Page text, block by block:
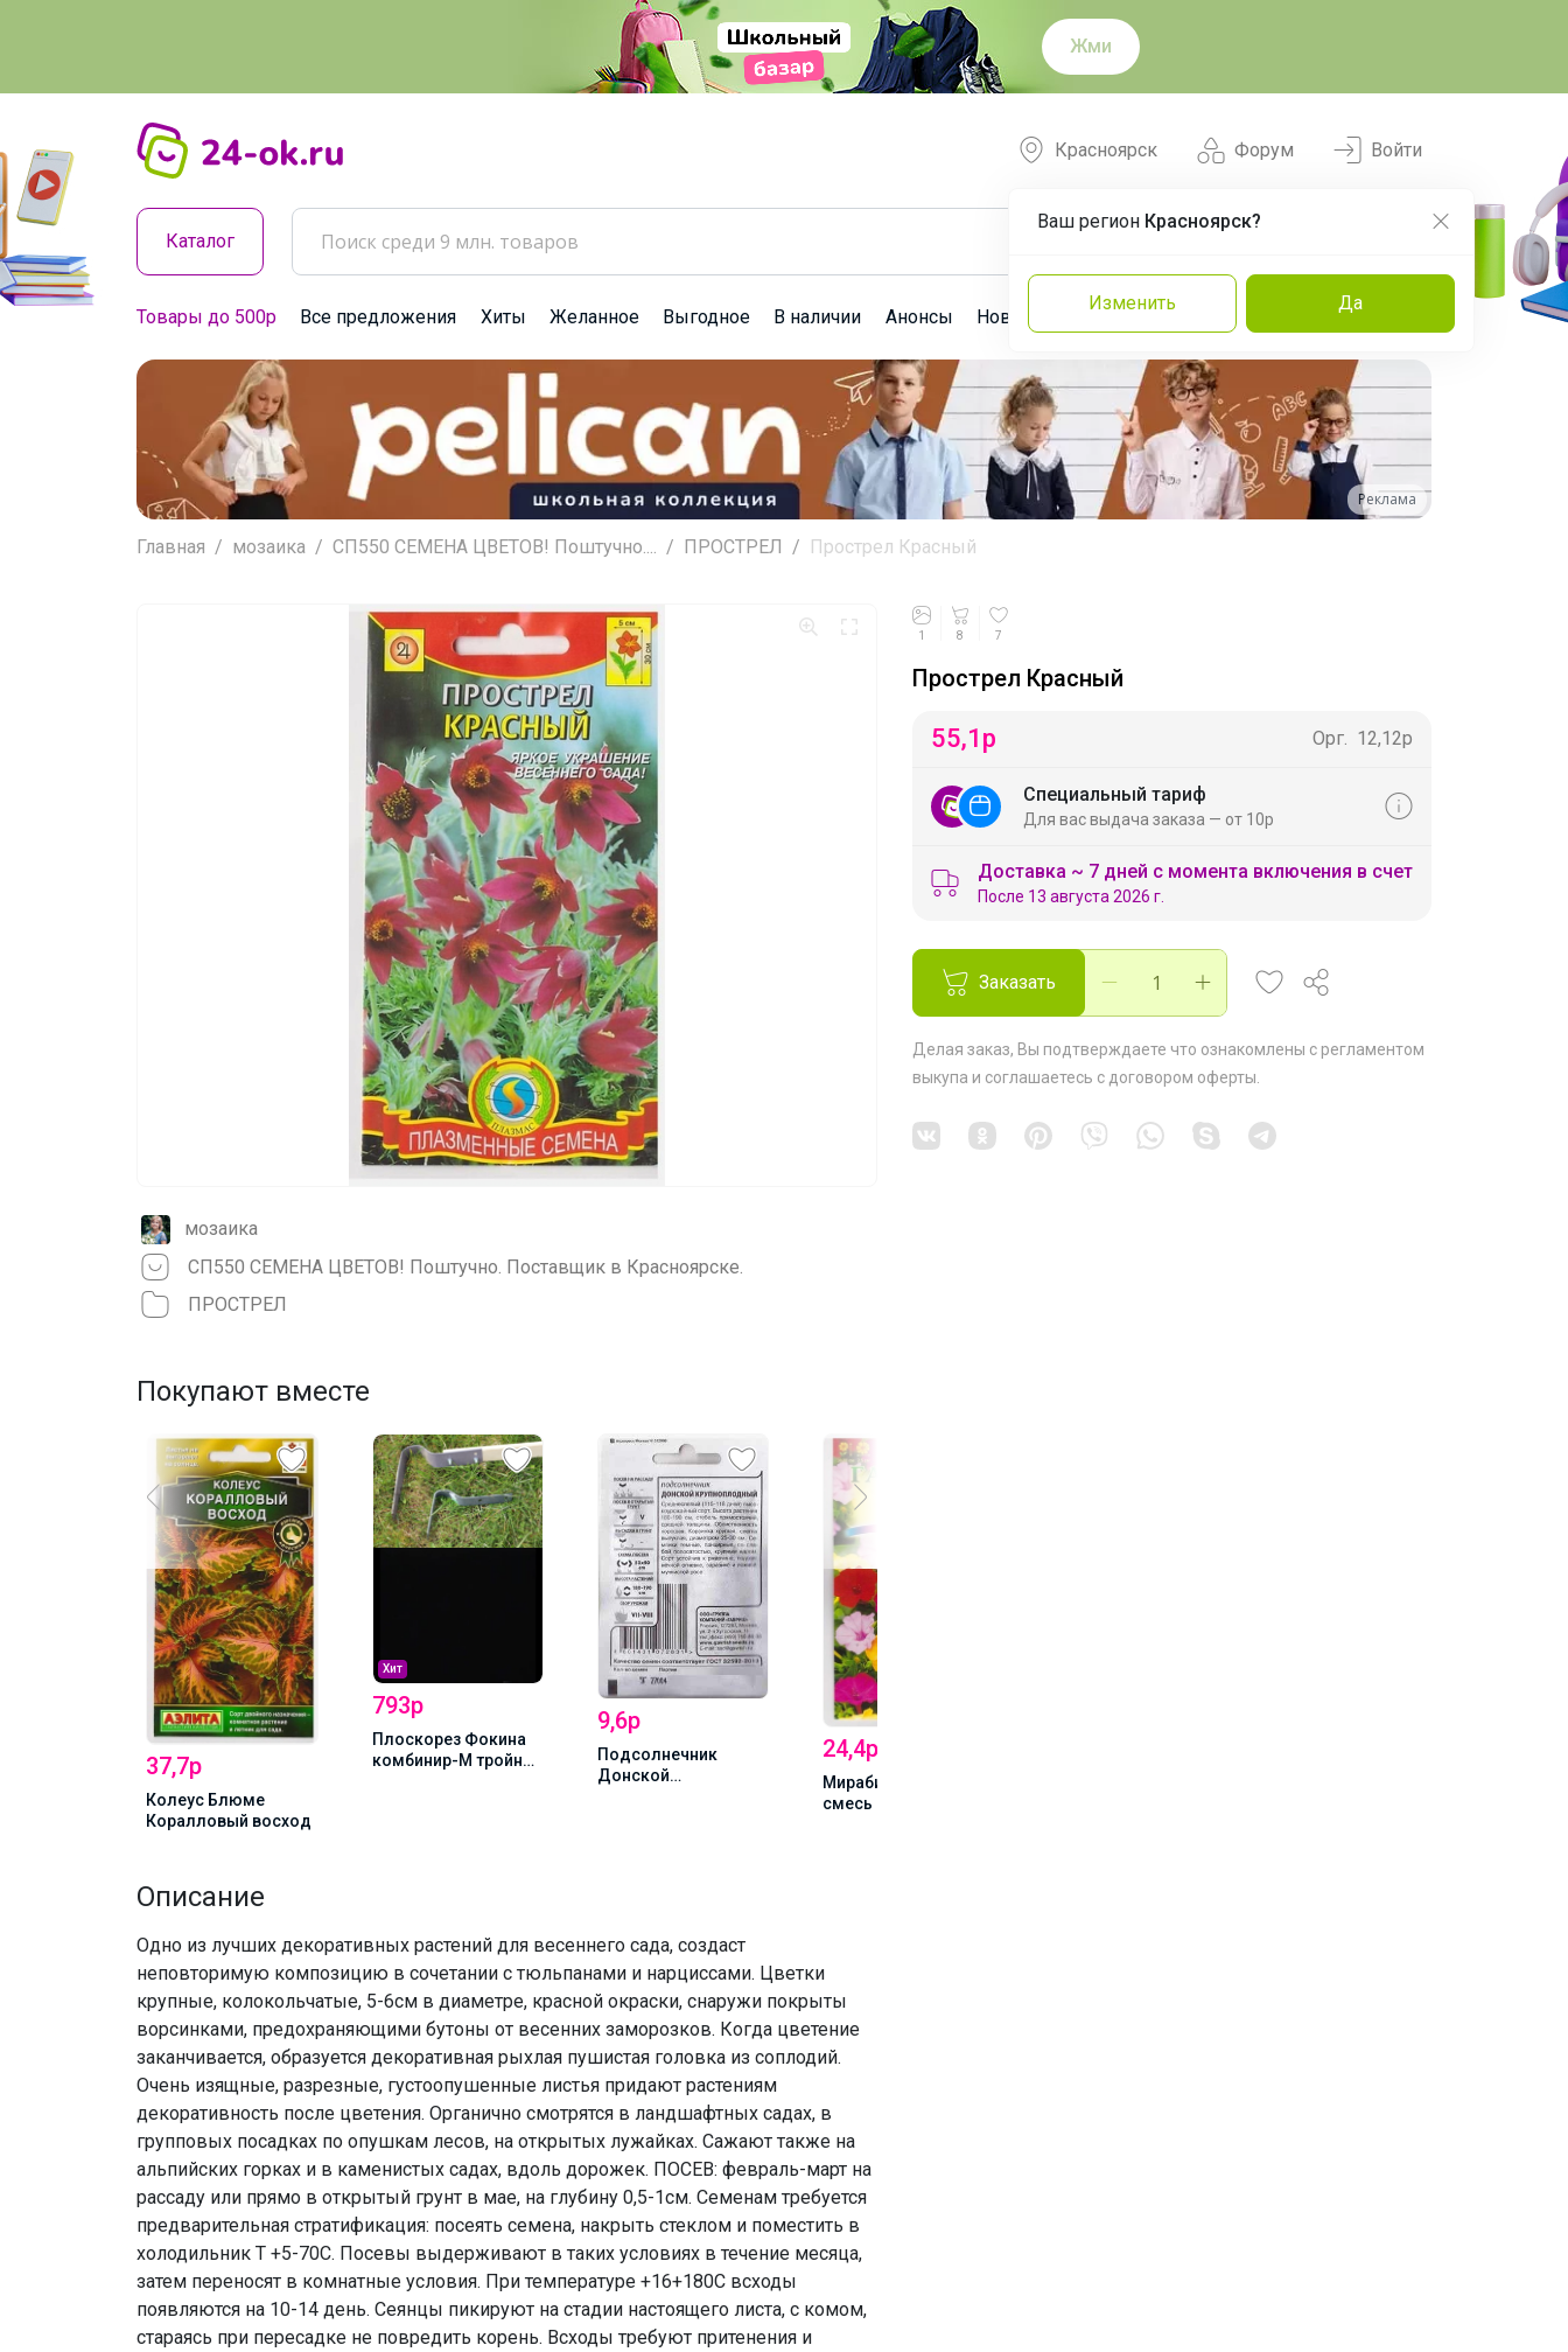
Жми
Форум
Красноярск
Ваш регион Красноярск?
Изменить Да
Войти
Каталог
Товары до 500р Все предложения Хиты Желанное Выгодное В наличии Анонсы Новости Команда Эксперты
Реклама
Главная мозаика СП550 СЕМЕНА ЦВЕТОВ! Поштучно.... ПРОСТРЕЛ Прострел Красный
мозаика
СП550 СЕМЕНА ЦВЕТОВ! Поштучно. Поставщик в Красноярске.
ПРОСТРЕЛ
Покупают вместе
37,7р
Колеус Блюме
Коралловый восход
Хит
793р
Плоскорез Фокина
комбинир-М тройн
9,6р
Подсолнечник
Донской
24,4р
Мирабилис Матис
смесь
Описание
Одно из лучших декоративных растений для весеннего сада, создаст
неповторимую композицию в сочетании с тюльпанами и нарциссами. Цветки
крупные, колокольчатые, 5-6см в диаметре, красной окраски, снаружи покрыты
ворсинками, предохраняющими бутоны от весенних заморозков. Когда цветение
заканчивается, образуется декоративная рыхлая пушистая головка из соплодий.
Очень изящные, разрезные, густоопушенные листья придают растениям
декоративность после цветения. Органично смотрятся в ландшафтных садах, в
групповых посадках по опушкам лесов, на открытых лужайках. Сажают также на
альпийских горках и в каменистых садах, вдоль дорожек. ПОСЕВ: февраль-март на
рассаду или прямо в открытый грунт в мае, на глубину 0,5-1см. Семенам требуется
предварительная стратификация: посеять семена, накрыть стеклом и поместить в
холодильник Т +5-70С. Посевы выдерживают в таких условиях в течение месяца,
затем переносят в комнатные условия. При температуре +16+180С всходы
появляются на 10-14 день. Сеянцы пикируют на стадии настоящего листа, с комом,
стараясь при пересадке не повредить корень. Всходы требуют притенения и
1 8 7
Прострел Красный
55,1 р Орг. 12,12р
Специальный тариф
Для вас выдача заказа — от 10р
Доставка ~ 7 дней с момента включения в счет
После 13 августа 2026 г.
Заказать
Делая заказ, Вы подтверждаете что ознакомлены с регламентом
выкупа и соглашаетесь с договором оферты